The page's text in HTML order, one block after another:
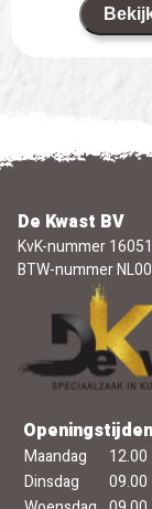
De Kwast BV
KvK-nummer
BTW-nummer
Maandag
Dinsdag
09.00